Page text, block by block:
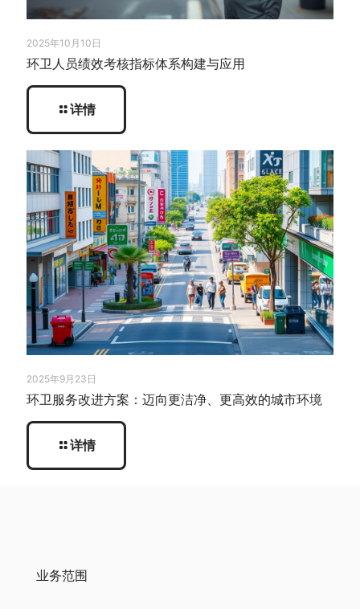
2025年10月10日
环卫人员绩效考核指标体系构建与应用
详情
2025年9月23日
环卫服务改进方案：迈向更洁净、更高效的城市环境
详情
业务范围